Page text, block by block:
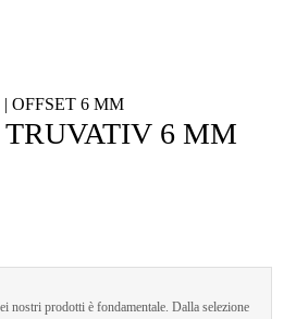
| OFFSET 6 MM
6 MM
nostri prodotti è fondamentale. Dalla selezione